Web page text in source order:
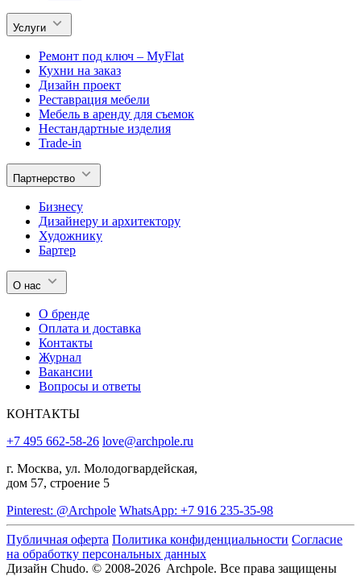
Услуги
Ремонт под ключ – MyFlat
Кухни на заказ
Дизайн проект
Реставрация мебели
Мебель в аренду для съемок
Нестандартные изделия
Trade-in
Партнерство
Бизнесу
Дизайнеру и архитектору
Художнику
Бартер
О нас
О бренде
Оплата и доставка
Контакты
Журнал
Вакансии
Вопросы и ответы
КОНТАКТЫ
+7 495 662-58-26 love@archpole.ru
г. Москва, ул. Молодогвардейская,
дом 57, строение 5
Pinterest: @Archpole WhatsApp: +7 916 235-35-98
Публичная оферта Политика конфиденциальности Согласие
на обработку персональных данных
Дизайн Chudo. © 2008-2026 Archpole. Все права защищены